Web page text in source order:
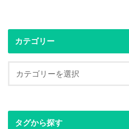
カテゴリー
タグから探す